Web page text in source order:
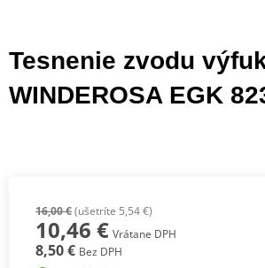
Tesnenie zvodu
WINDEROSA EGK
16,00 €(ušetríte 5,54 €)
10,46 € Vrátane DPH
8,50 € Bez DPH